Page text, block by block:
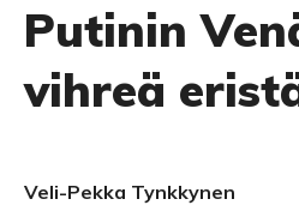
Putinin
vihreä
Veli-Pekka Tynkkynen